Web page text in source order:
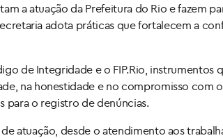
a atuação da Prefeitura do Rio e fazem
adota práticas que fortalecem a
de Integridade e o FIP.Rio,
na honestidade e no compromisso
para o registro de denúncias.
de atuação, desde o atendimento aos